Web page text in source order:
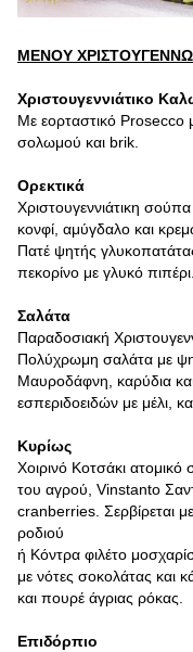
ΜΕΝΟΥ
Χριστουγεννιάτικο
Με εορταστικό Prosecco
σολωμού και brik.
Ορεκτικά
Χριστουγεννιάτικη
κονφί, αμύγδαλο και
Πατέ ψητής
πεκορίνο με γλυκό πιπέρι.
Σαλάτα
Παραδοσιακή
Πολύχρωμη σαλάτα με
Μαυροδάφνη, καρύδια
εσπεριδοειδών με μέλι,
Κυρίως
Χοιρινό Κοτσάκι
του αγρού, Vinstanto
cranberries. Σερβίρεται
ροδιού
ή Κόντρα φιλέτο
με νότες σοκολάτας και
και πουρέ άγριας ρόκας.
Επιδόρπιο